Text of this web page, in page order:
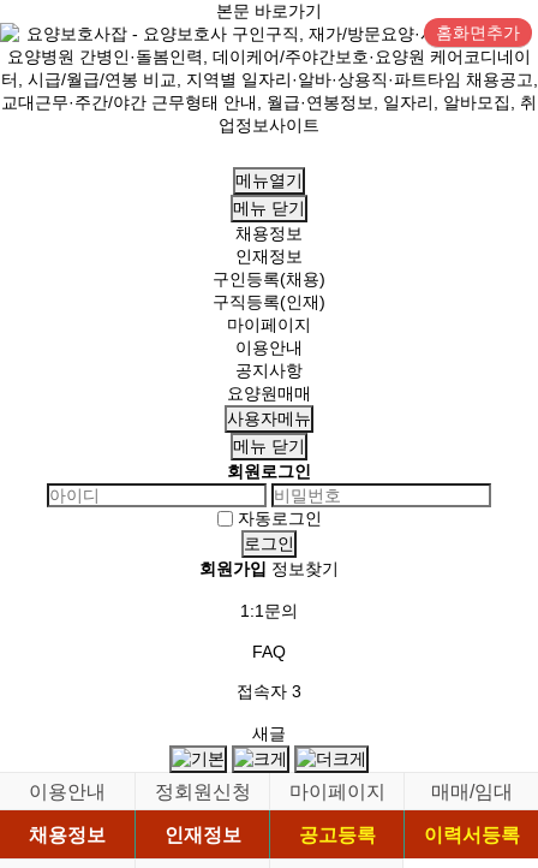
본문 바로가기
홈화면추가
메뉴열기
메뉴 닫기
채용정보
인재정보
구인등록(채용)
구직등록(인재)
마이페이지
이용안내
공지사항
요양원매매
사용자메뉴
메뉴 닫기
회원로그인
자동로그인
회원가입 정보찾기
1:1문의
FAQ
접속자 3
새글
이용안내 정회원신청 마이페이지
매매/임대
채용정보
인재정보 공고등록
이력서등록